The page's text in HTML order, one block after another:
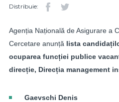
Distribuie:
Agenția Națională de Asigurare a
Cercetare anunță lista
ocuparea funcției publice
direcție, Direcția management
Gaevschi Denis